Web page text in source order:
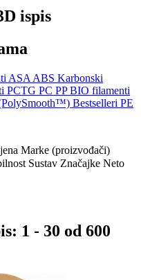
ispis
ASA ABS Karbonski
PCTG PC PP BIO filamenti
Bestselleri PE
Marke (proizvođači)
Sustav Značajke Neto
1 - 30 od 600